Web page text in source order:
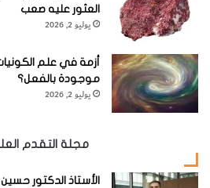
وقد يحتوي التوناليت على كمية قليلة من
قد تختفي تماماً. وتقسم الصخور
معدنياً معيارياً حسب نسبة الفلسبارات
البلاجيوكليز إلى: جرانيت، أداماليت،
التالي).
العثور عليه صعب
يوليو 2, 2026
أزمة في علم
موجودة بالفعل؟
يوليو 2, 2026
مجلة التقدم
الأستاذ الدكتور